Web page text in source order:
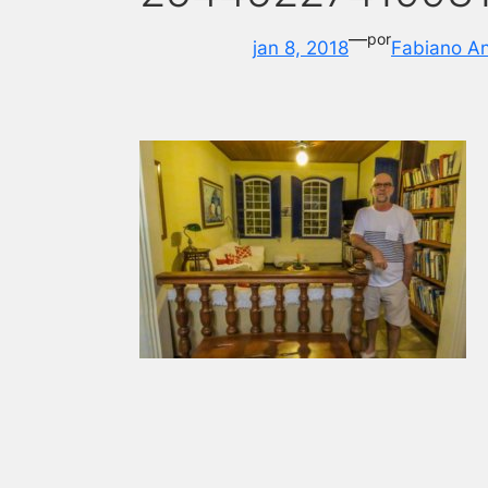
jan 8, 2018—porFabiano